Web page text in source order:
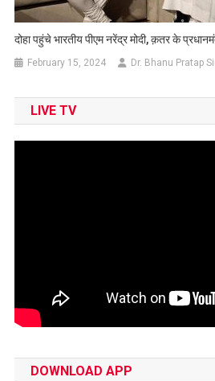
दोहा पहुंचे भारतीय पीएम नरेंद्र मोदी, क़तर के
February 15, 2024 Dr. Bhanu Pratap
LIVE TV
DOWNLOAD APP